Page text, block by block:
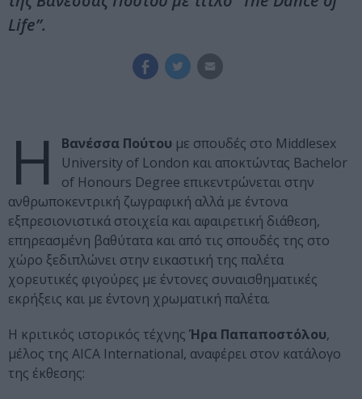
Life”.
Η Βανέσσα Πούτου με σπουδές στο Middlesex
University of London και αποκτώντας Bachelor
of Honours Degree επικεντρώνεται στην
ανθρωποκεντρική ζωγραφική αλλά με έντονα
εξπρεσιονιστικά στοιχεία και αφαιρετική διάθεση,
επηρεασμένη βαθύτατα και από τις σπουδές της στο
χώρο ξεδιπλώνει στην εικαστική της παλέτα
χορευτικές φιγούρες με έντονες συναισθηματικές
εκρήξεις και με έντονη χρωματική παλέτα.
Η κριτικός ιστορικός τέχνης Ήρα Παπαποστόλου,
μέλος της AICA International, αναφέρει στον κατάλογο
της έκθεσης: